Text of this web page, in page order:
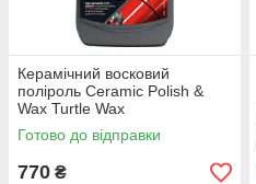
Керамічний восковий
поліроль Ceramic Polish &
Wax Turtle Wax
Готово до відправки
770 ₴